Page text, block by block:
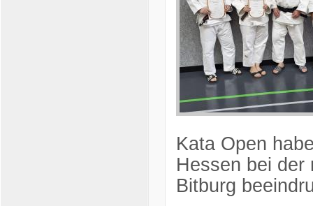
Kata Open
Hessen bei der
Bitburg